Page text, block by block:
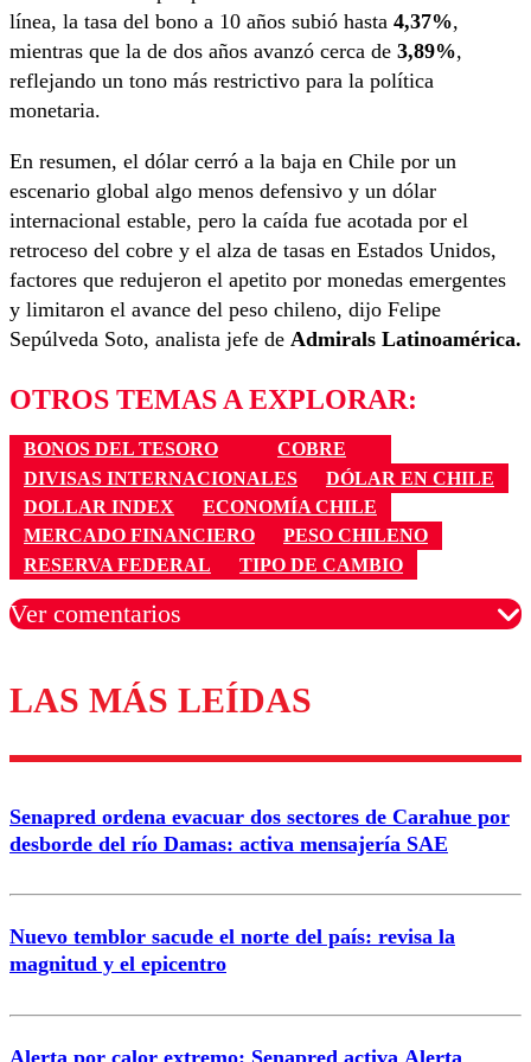
línea, la tasa del bono a 10 años subió hasta 4,37%,
mientras que la de dos años avanzó cerca de 3,89%,
reflejando un tono más restrictivo para la política
monetaria.
En resumen, el dólar cerró a la baja en Chile por un
escenario global algo menos defensivo y un dólar
internacional estable, pero la caída fue acotada por el
retroceso del cobre y el alza de tasas en Estados Unidos,
factores que redujeron el apetito por monedas emergentes
y limitaron el avance del peso chileno, dijo Felipe
Sepúlveda Soto, analista jefe de Admirals Latinoamérica.
OTROS TEMAS A EXPLORAR:
BONOS DEL TESORO
COBRE
DIVISAS INTERNACIONALES
DÓLAR EN CHILE
DOLLAR INDEX
ECONOMÍA CHILE
MERCADO FINANCIERO
PESO CHILENO
RESERVA FEDERAL
TIPO DE CAMBIO
Ver comentarios
Los comentarios son moderados para garantizar un
diálogo respetuoso.
Correo
LAS MÁS LEÍDAS
Senapred ordena evacuar dos sectores de Carahue por
desborde del río Damas: activa mensajería SAE
Nuevo temblor sacude el norte del país: revisa la
magnitud y el epicentro